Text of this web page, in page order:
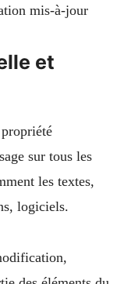
mis-à-jour
et
sur tous les
les textes,
logiciels.